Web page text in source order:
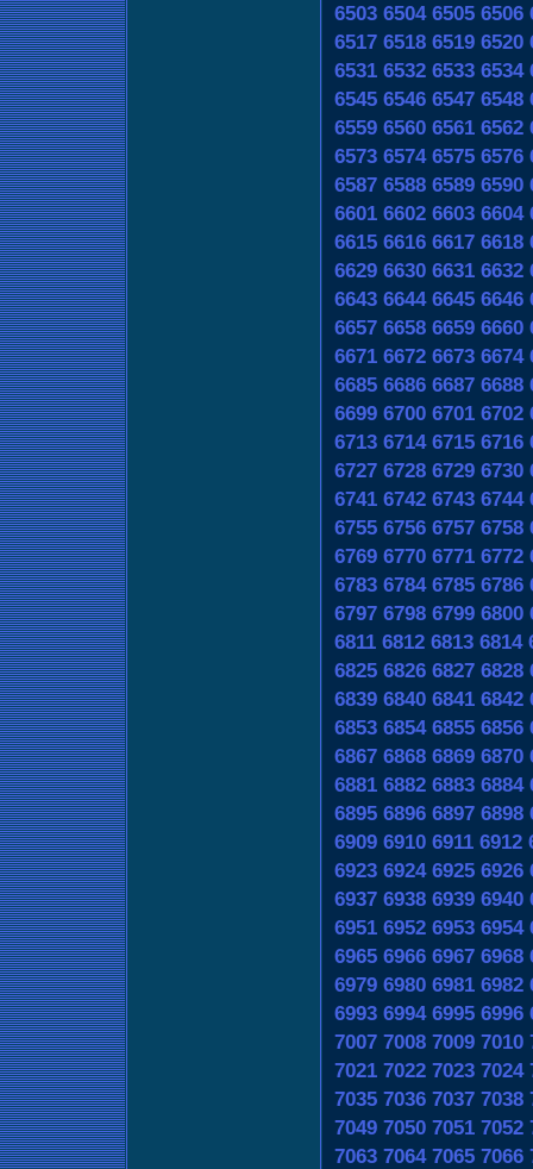
6503 6504 6505 6506
6517 6518 6519 6520
6531 6532 6533 6534
6545 6546 6547 6548
6559 6560 6561 6562
6573 6574 6575 6576
6587 6588 6589 6590
6601 6602 6603 6604
6615 6616 6617 6618
6629 6630 6631 6632
6643 6644 6645 6646
6657 6658 6659 6660
6671 6672 6673 6674
6685 6686 6687 6688
6699 6700 6701 6702
6713 6714 6715 6716
6727 6728 6729 6730
6741 6742 6743 6744
6755 6756 6757 6758
6769 6770 6771 6772
6783 6784 6785 6786
6797 6798 6799 6800
6811 6812 6813 6814
6825 6826 6827 6828
6839 6840 6841 6842
6853 6854 6855 6856
6867 6868 6869 6870
6881 6882 6883 6884
6895 6896 6897 6898
6909 6910 6911 6912
6923 6924 6925 6926
6937 6938 6939 6940
6951 6952 6953 6954
6965 6966 6967 6968
6979 6980 6981 6982
6993 6994 6995 6996
7007 7008 7009 7010
7021 7022 7023 7024
7035 7036 7037 7038
7049 7050 7051 7052
7063 7064 7065 7066